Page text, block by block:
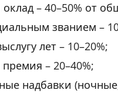
– 40–50% от
званием –
лет – 10–20%;
– 20–40%;
надбавки